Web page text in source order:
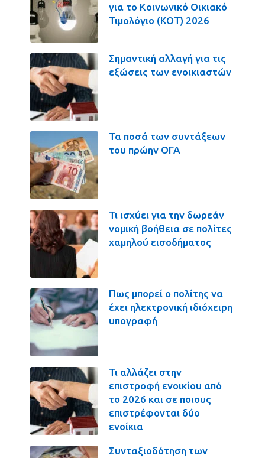
για το Κοινωνικό Οικιακό
Τιμολόγιο (ΚΟΤ) 2026
Σημαντική αλλαγή για τις
εξώσεις των ενοικιαστών
Τα ποσά των συντάξεων
του πρώην ΟΓΑ
Τι ισχύει για την δωρεάν
νομική βοήθεια σε πολίτες
χαμηλού εισοδήματος
Πως μπορεί ο πολίτης να
έχει ηλεκτρονική ιδιόχειρη
υπογραφή
Τι αλλάζει στην
επιστροφή ενοικίου από
το 2026 και σε ποιους
επιστρέφονται δύο
ενοίκια
Συνταξιοδότηση των